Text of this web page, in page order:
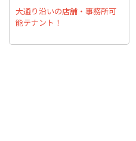
大通り沿いの店舗・事務所可
能テナント！